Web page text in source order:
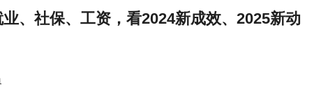
、社保、工资，看2024新成效、2025新动